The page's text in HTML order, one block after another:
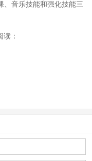
、音乐技能和强化技能三
读：